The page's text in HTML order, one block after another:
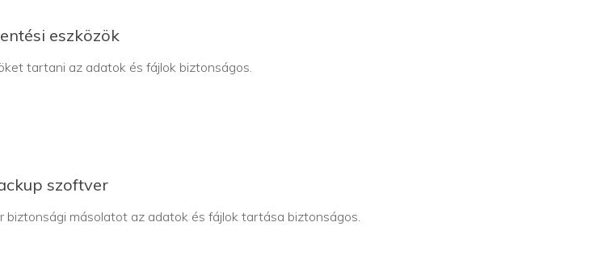
eszközök
tartani az adatok és fájlok biztonságos.
szoftver
másolatot az adatok és fájlok tartása biztonságos.